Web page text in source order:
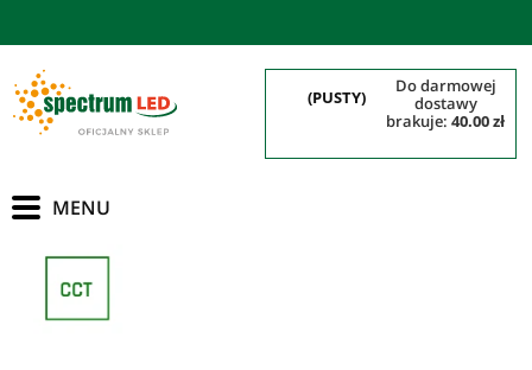
(PUSTY)
do darmowej
dostawy
brakuje: 40.00 zł